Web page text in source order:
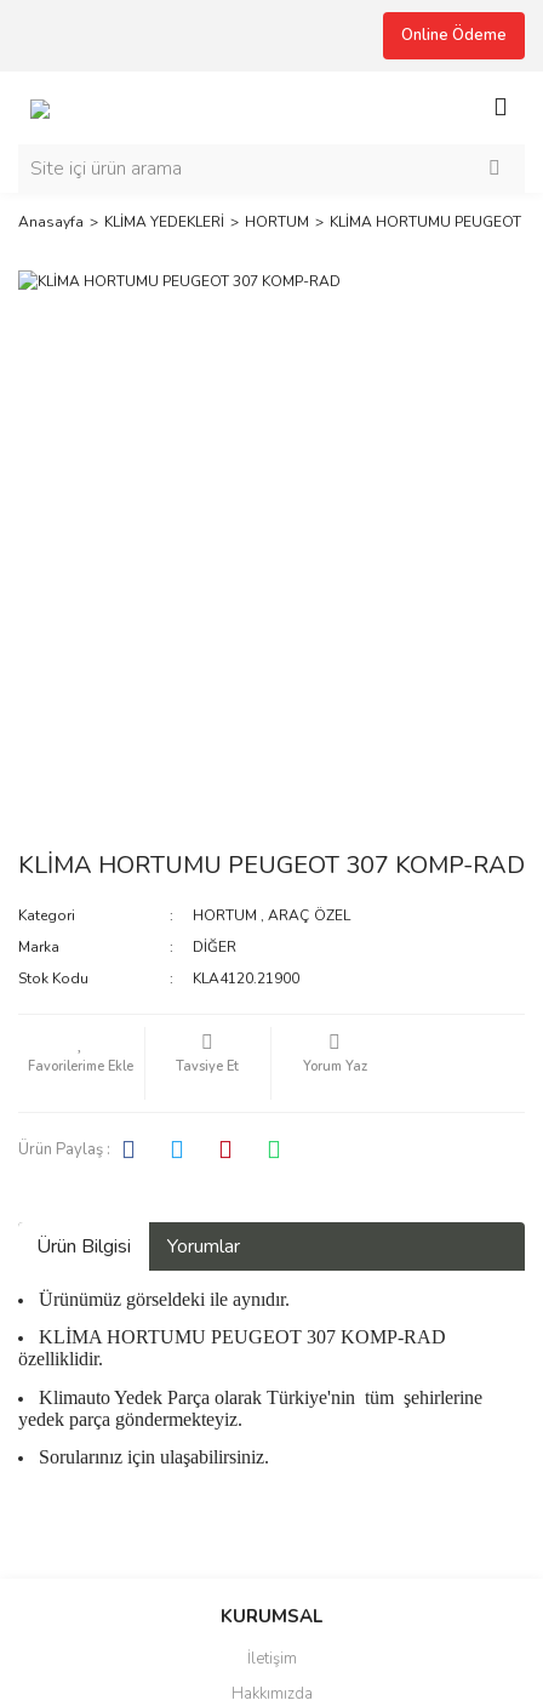
Online Ödeme
Anasayfa KLİMA YEDEKLERİ HORTUM KLİMA HORTUMU PEUGEOT
KLİMA HORTUMU PEUGEOT 307 KOMP-RAD
Kategori HORTUM ,ARAÇ ÖZEL
Marka
DİĞER
Stok Kodu
KLA4120.21900
Tavsiye Et Yorum Yaz
Ürün Paylaş :
Ürün Bilgisi Yorumlar
Ürünümüz görseldeki ile aynıdır.
KLİMA HORTUMU PEUGEOT 307 KOMP-RAD
özelliklidir.
Klimauto Yedek Parça olarak Türkiye'nin tüm şehirlerine
yedek parça göndermekteyiz.
Sorularınız için ulaşabilirsiniz.
Bu ürüne ilk yorumu siz yapın!
Yorum Yaz
KURUMSAL
İletişim
Hakkımızda